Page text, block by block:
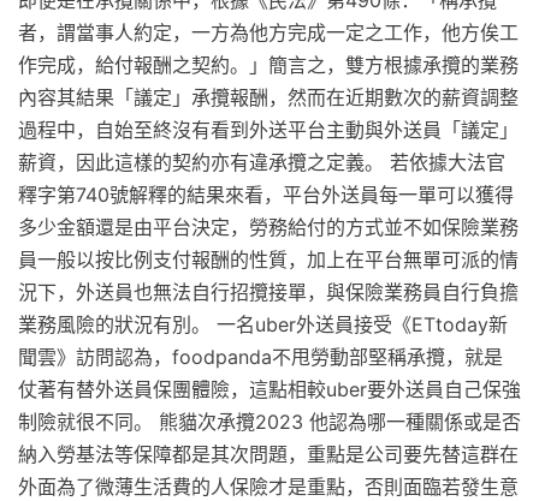
者，謂當事人約定，一方為他方完成一定之工作，他方俟工
作完成，給付報酬之契約。」簡言之，雙方根據承攬的業務
內容其結果「議定」承攬報酬，然而在近期數次的薪資調整
過程中，自始至終沒有看到外送平台主動與外送員「議定」
薪資，因此這樣的契約亦有違承攬之定義。 若依據大法官
釋字第740號解釋的結果來看，平台外送員每一單可以獲得
多少金額還是由平台決定，勞務給付的方式並不如保險業務
員一般以按比例支付報酬的性質，加上在平台無單可派的情
況下，外送員也無法自行招攬接單，與保險業務員自行負擔
業務風險的狀況有別。 一名uber外送員接受《ETtoday新
聞雲》訪問認為，foodpanda不甩勞動部堅稱承攬，就是
仗著有替外送員保團體險，這點相較uber要外送員自己保強
制險就很不同。 熊貓次承攬2023 他認為哪一種關係或是否
納入勞基法等保障都是其次問題，重點是公司要先替這群在
外面為了微薄生活費的人保險才是重點，否則面臨若發生意